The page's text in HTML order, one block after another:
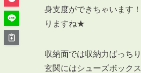
投資不動産を売却したい方
賃貸管理を依頼したい方
アパートの大規模修繕につい
身支度ができちゃいます
りますね★
収納面では収納力ばっち
玄関にはシューズボック